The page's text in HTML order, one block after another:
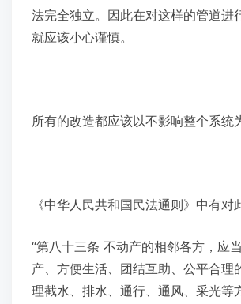
法完全独立。因此在对这样的管道进
就应该小心谨慎。
所有的改造都应该以不影响整个系统
《中华人民共和国民法通则》中有对
“第八十三条 不动产的相邻各方，应
产、方便生活、团结互助、公平合理
理截水、排水、通行、通风、采光等